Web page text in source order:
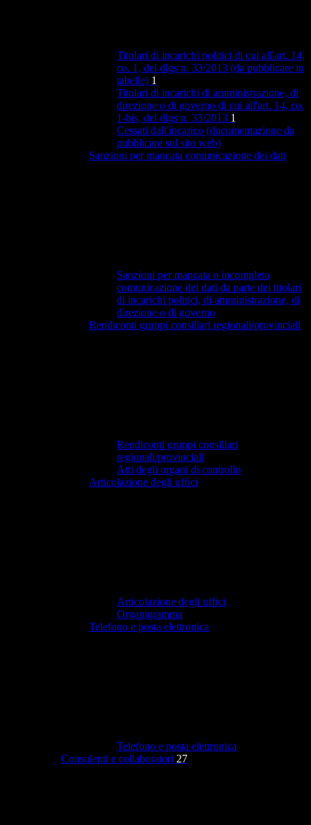
Titolari di incarichi politici di cui all'art. 14,
co. 1, del dlgs n. 33/2013 (da pubblicare in
tabelle) 1
Titolari di incarichi di amministrazione, di
direzione o di governo di cui all'art. 14, co.
1-bis, del dlgs n. 33/2013 1
Cessati dall'incarico (documentazione da
pubblicare sul sito web)
Sanzioni per mancata comunicazione dei dati
Sanzioni per mancata o incompleta
comunicazione dei dati da parte dei titolari
di incarichi politici, di amministrazione, di
direzione o di governo
Rendiconti gruppi consiliari regionali/provinciali
Rendiconti gruppi consiliari
regionali/provinciali
Atti degli organi di controllo
Articolazione degli uffici
Articolazione degli uffici
Organigramma
Telefono e posta elettronica
Telefono e posta elettronica
Consulenti e collaboratori 27